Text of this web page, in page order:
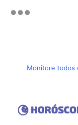
Monitore todos